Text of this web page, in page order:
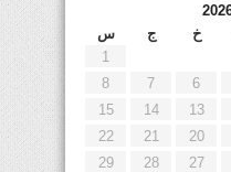
خ ج
س
1
6
7
8
13
14
15
20
21
22
27
28
29